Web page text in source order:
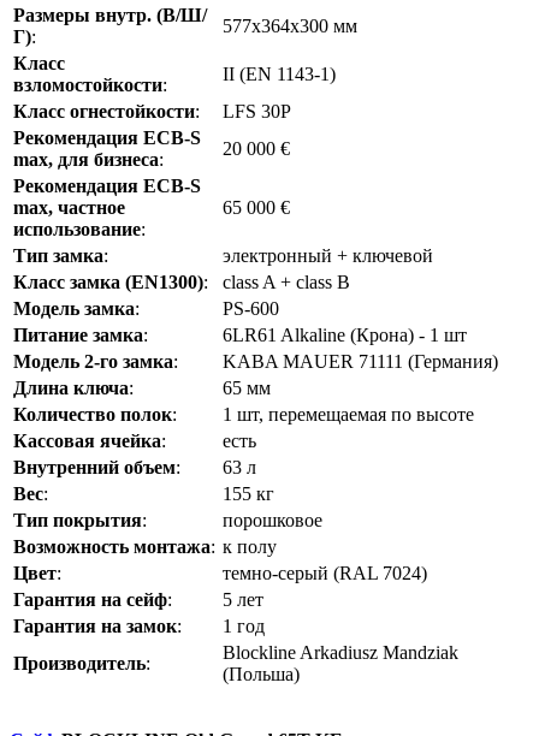
Размеры внутр. (В/Ш/
Г):
577x364x300 мм
Класс
взломостойкости:
II (EN 1143-1)
Класс огнестойкости:
LFS 30P
Рекомендация ECB-S
max, для бизнеса:
20 000 €
Рекомендация ECB-S
max, частное
использование:
65 000 €
Тип замка:
электронный + ключевой
Класс замка (EN1300):
class A + class B
Модель замка:
PS-600
Питание замка:
6LR61 Alkaline (Крона) - 1 шт
Модель 2-го замка:
KABA MAUER 71111 (Германия)
Длина ключа:
65 мм
Количество полок:
1 шт, перемещаемая по высоте
Кассовая ячейка:
есть
Внутренний объем:
63 л
Вес:
155 кг
Тип покрытия:
порошковое
Возможность монтажа: к полу
Цвет:
темно-серый (RAL 7024)
Гарантия на сейф:
5 лет
Гарантия на замок:
1 год
Производитель:
Blockline Arkadiusz Mandziak
(Польша)